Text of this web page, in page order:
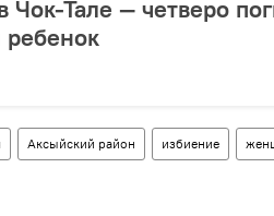
Тале — четверо
ребенок
Аксыйский район избиение